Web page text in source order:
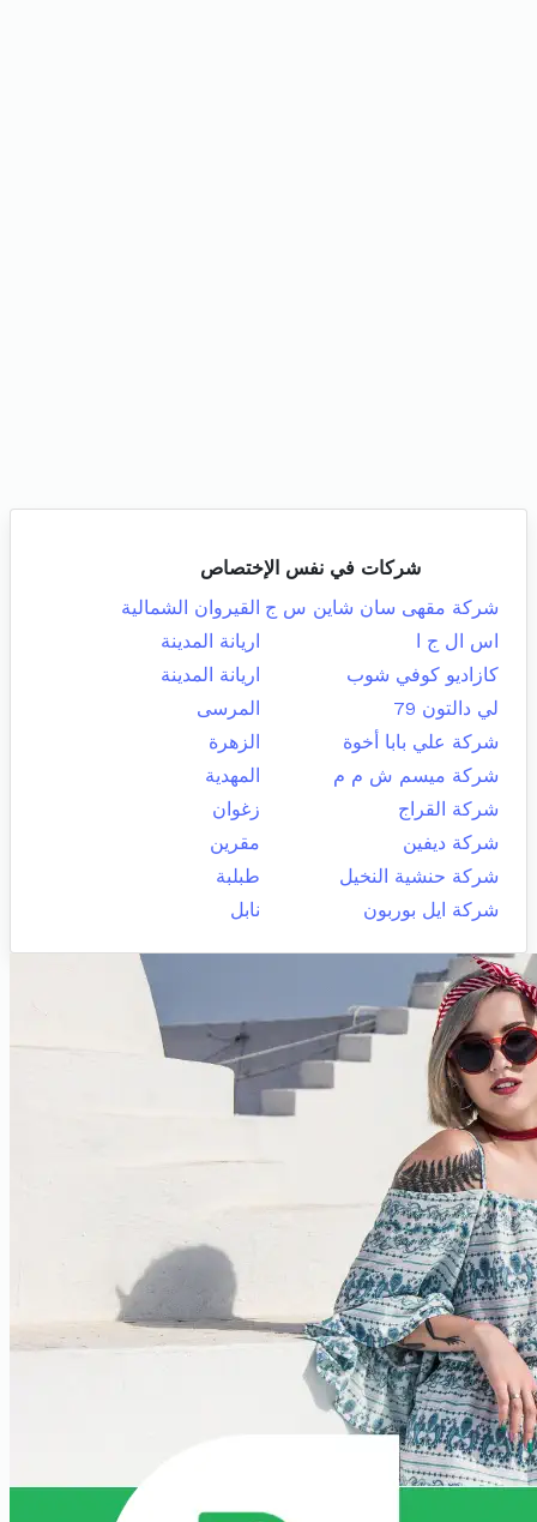
شركات في نفس الإختصاص
شركة مقهى سان شاين س ج القيروان الشمالية
اس ال ج ا
اريانة المدينة
كازاديو كوفي شوب
اريانة المدينة
لي دالتون 79
المرسى
شركة علي بابا أخوة
الزهرة
شركة ميسم ش م م
المهدية
شركة القراج
زغوان
شركة ديفين
مقرين
شركة حنشية النخيل
طبلبة
شركة ايل بوربون
نابل